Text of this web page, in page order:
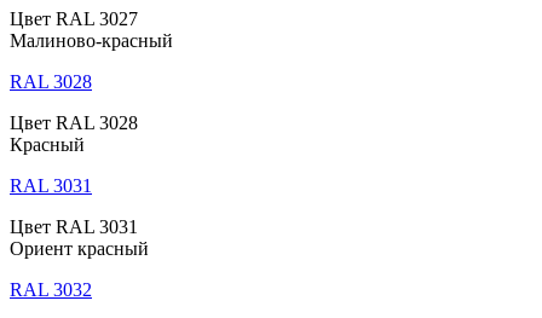
Цвет RAL 3027
Малиново-красный
RAL 3028
Цвет RAL 3028
Красный
RAL 3031
Цвет RAL 3031
Ориент красный
RAL 3032